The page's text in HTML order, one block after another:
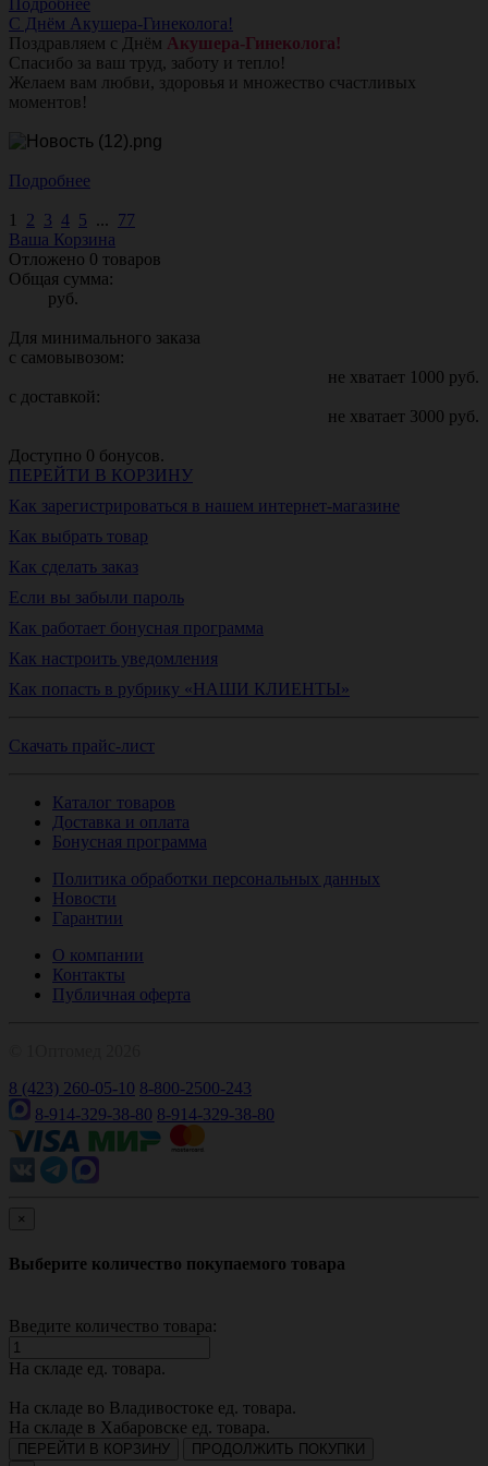
Подробнее
С Днём Акушера-Гинеколога!
Поздравляем с Днём Акушера-Гинеколога!
Спасибо за ваш труд, заботу и тепло!
Желаем вам любви, здоровья и множество счастливых
моментов!
Подробнее
1 2 3 4 5 ... 77
Ваша Корзина
Отложено 0 товаров
Общая сумма:
руб.
Для минимального заказа
с самовывозом:
не хватает 1000 руб.
с доставкой:
не хватает 3000 руб.
Доступно 0 бонусов.
ПЕРЕЙТИ В КОРЗИНУ
Как зарегистрироваться в нашем интернет-магазине
Как выбрать товар
Как сделать заказ
Если вы забыли пароль
Как работает бонусная программа
Как настроить уведомления
Как попасть в рубрику «НАШИ КЛИЕНТЫ»
Скачать прайс-лист
Каталог товаров
Доставка и оплата
Бонусная программа
Политика обработки персональных данных
Новости
Гарантии
О компании
Контакты
Публичная оферта
8 (423) 260-05-10 8-800-2500-243
8-914-329-38-80 8-914-329-38-80
×
Выберите количество покупаемого товара
Введите количество товара:
На складе ед. товара.
На складе во Владивостоке ед. товара.
На складе в Хабаровске ед. товара.
ПЕРЕЙТИ В КОРЗИНУ
ПРОДОЛЖИТЬ ПОКУПКИ